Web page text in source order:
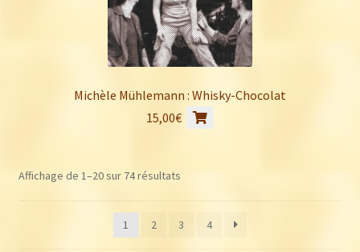
Michèle Mühlemann : Whisky-Chocolat
15,00€
Affichage de 1–20 sur 74 résultatsTrié
récent
1 2 3 4